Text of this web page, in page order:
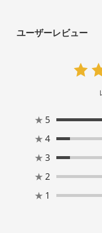
ユーザーレビュー
★ 5
★ 4
★ 3
★ 2
★ 1